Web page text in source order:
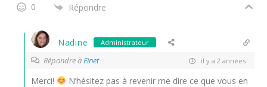
0 Répondre
Nadine Administrateur
Répondre àFinet il y a 2 années
Merci!
N’hésitez pas à revenir me dire ce que vous en